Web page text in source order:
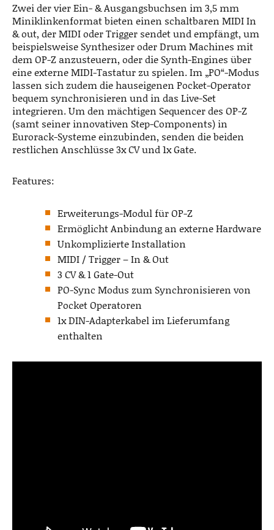
Zwei der vier Ein- & Ausgangsbuchsen im 3,5 mm
Miniklinkenformat bieten einen schaltbaren MIDI In
& out, der MIDI oder Trigger sendet und empfängt, um
beispielsweise Synthesizer oder Drum Machines mit
dem OP-Z anzusteuern, oder die Synth-Engines über
eine externe MIDI-Tastatur zu spielen. Im „PO“-Modus
lassen sich zudem die hauseigenen Pocket-Operator
bequem synchronisieren und in das Live-Set
integrieren. Um den mächtigen Sequencer des OP-Z
(samt seiner innovativen Step-Components) in
Eurorack-Systeme einzubinden, senden die beiden
restlichen Anschlüsse 3x CV und 1x Gate.
Features:
Erweiterungs-Modul für OP-Z
Ermöglicht Anbindung an externe Hardware
Unkomplizierte Installation
MIDI / Trigger – In & Out
3 CV & 1 Gate-Out
PO-Sync Modus zum Synchronisieren von
Pocket Operatoren
1x DIN-Adapterkabel im Lieferumfang
enthalten